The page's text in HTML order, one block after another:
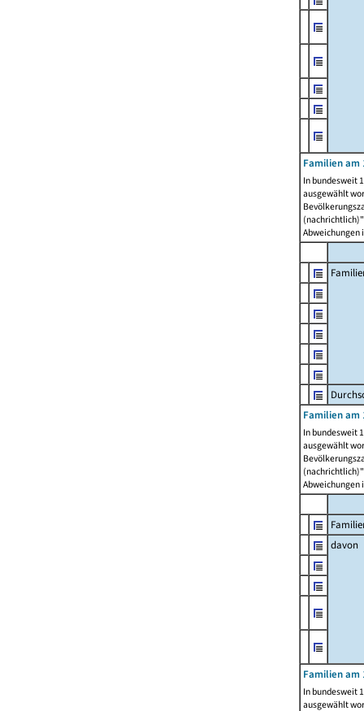
Familien am
In bundesweit
ausgewählt
Abweichungen
Familien am
In bundesweit
ausgewählt
Abweichungen
davon
Familien am
In bundesweit
ausgewählt